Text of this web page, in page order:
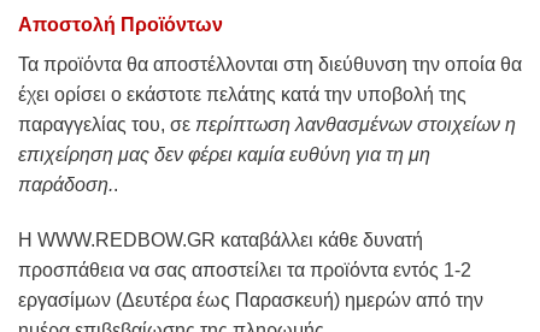
Αποστολή Προϊόντων
Τα προϊόντα θα αποστέλλονται στη διεύθυνση την οποία θα
έχει ορίσει ο εκάστοτε πελάτης κατά την υποβολή της
παραγγελίας του, σε περίπτωση λανθασμένων στοιχείων η
επιχείρηση μας δεν φέρει καμία ευθύνη για τη μη
παράδοση..
Η WWW.REDBOW.GR καταβάλλει κάθε δυνατή
προσπάθεια να σας αποστείλει τα προϊόντα εντός 1-2
εργασίμων (Δευτέρα έως Παρασκευή) ημερών από την